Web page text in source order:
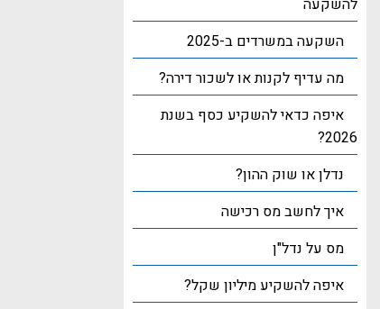
להשקעה
השקעה במשרדים ב-2025
מה עדיף לקנות או לשכור דירה?
איפה כדאי להשקיע כסף בשנת
2026?
נדלן או שוק ההון?
איך לחשב מס רכישה
מס על נדל"ן
איפה להשקיע מיליון שקל?